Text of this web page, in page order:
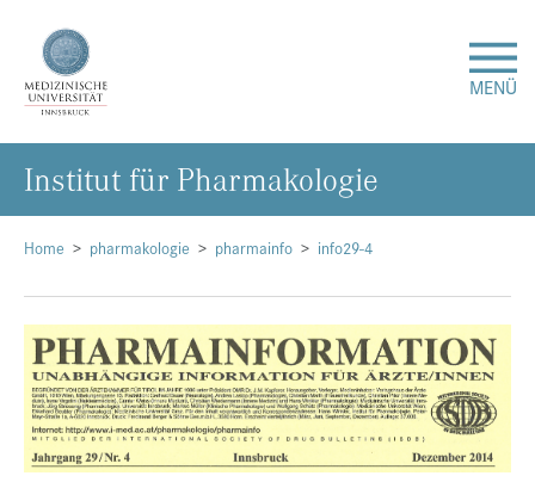
MENÜ
Forschung
Studium & Lehre
Krankenversorgung
Über uns
Internationales
Home pharmakologie pharmainfo info29-4
In­sti­tut für Phar­ma­ko­lo­gie